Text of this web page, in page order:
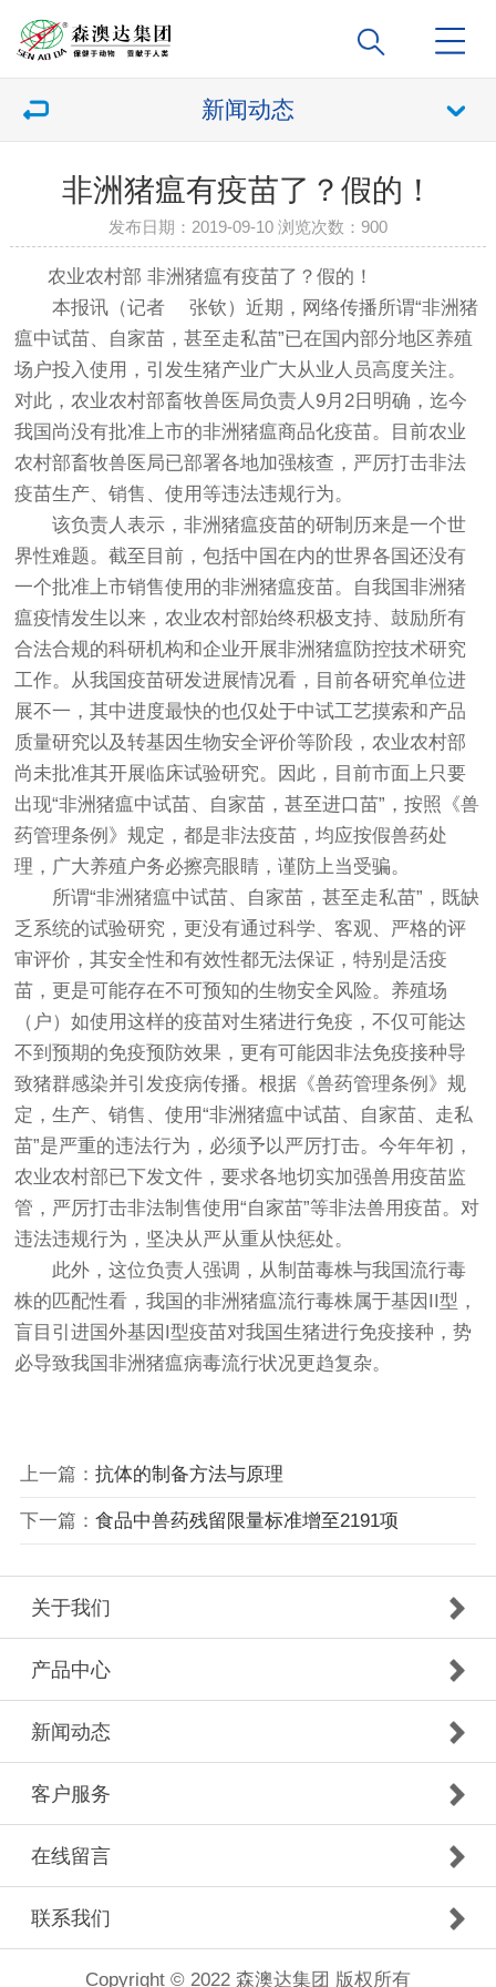
新闻动态
非洲猪瘟有疫苗了？假的！
发布日期：2019-09-10 浏览次数： 900
农业农村部 非洲猪瘟有疫苗了？假的！
本报讯（记者 张钦）近期，网络传播所谓“非洲猪
瘟中试苗、自家苗，甚至走私苗”已在国内部分地区养殖
场户投入使用，引发生猪产业广大从业人员高度关注。
对此，农业农村部畜牧兽医局负责人9月2日明确，迄今
我国尚没有批准上市的非洲猪瘟商品化疫苗。目前农业
农村部畜牧兽医局已部署各地加强核查，严厉打击非法
疫苗生产、销售、使用等违法违规行为。
该负责人表示，非洲猪瘟疫苗的研制历来是一个世
界性难题。截至目前，包括中国在内的世界各国还没有
一个批准上市销售使用的非洲猪瘟疫苗。自我国非洲猪
瘟疫情发生以来，农业农村部始终积极支持、鼓励所有
合法合规的科研机构和企业开展非洲猪瘟防控技术研究
工作。从我国疫苗研发进展情况看，目前各研究单位进
展不一，其中进度最快的也仅处于中试工艺摸索和产品
质量研究以及转基因生物安全评价等阶段，农业农村部
尚未批准其开展临床试验研究。因此，目前市面上只要
出现“非洲猪瘟中试苗、自家苗，甚至进口苗”，按照《兽
药管理条例》规定，都是非法疫苗，均应按假兽药处
理，广大养殖户务必擦亮眼睛，谨防上当受骗。
所谓“非洲猪瘟中试苗、自家苗，甚至走私苗”，既缺
乏系统的试验研究，更没有通过科学、客观、严格的评
审评价，其安全性和有效性都无法保证，特别是活疫
苗，更是可能存在不可预知的生物安全风险。养殖场
（户）如使用这样的疫苗对生猪进行免疫，不仅可能达
不到预期的免疫预防效果，更有可能因非法免疫接种导
致猪群感染并引发疫病传播。根据《兽药管理条例》规
定，生产、销售、使用“非洲猪瘟中试苗、自家苗、走私
苗”是严重的违法行为，必须予以严厉打击。今年年初，
农业农村部已下发文件，要求各地切实加强兽用疫苗监
管，严厉打击非法制售使用“自家苗”等非法兽用疫苗。对
违法违规行为，坚决从严从重从快惩处。
此外，这位负责人强调，从制苗毒株与我国流行毒
株的匹配性看，我国的非洲猪瘟流行毒株属于基因II型，
盲目引进国外基因I型疫苗对我国生猪进行免疫接种，势
必导致我国非洲猪瘟病毒流行状况更趋复杂。
上一篇： 抗体的制备方法与原理
下一篇： 食品中兽药残留限量标准增至2191项
关于我们
产品中心
新闻动态
客户服务
在线留言
联系我们
Copyright © 2022 森澳达集团 版权所有